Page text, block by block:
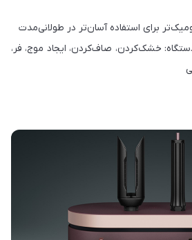
برای استفاده آسان‌تر در طولانی‌مدت
خشک‌کردن، صاف‌کردن، ایجاد موج، فر،